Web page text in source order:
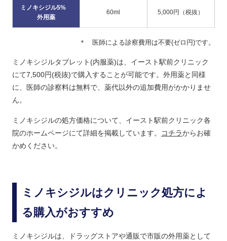
ミノキシジル5%
外用薬
60ml 5,000円（税抜）
＊ 医師による診察費用は不要(ゼロ円)です。
ミノキシジルタブレット(内服薬)は、イースト駅前クリニック
にて7,500円(税抜)で購入することが可能です。外用薬と同様
に、医師の診察料は無料で、薬代以外の追加費用がかかりませ
ん。
ミノキシジルの処方価格について、イースト駅前クリニック各
院のホームページにて詳細を掲載しています。
コチラからお確
かめください。
ミノキシジルはクリニック処方によ
る購入がおすすめ
ミノキシジルは、ドラッグストアや通販で市販の外用薬として